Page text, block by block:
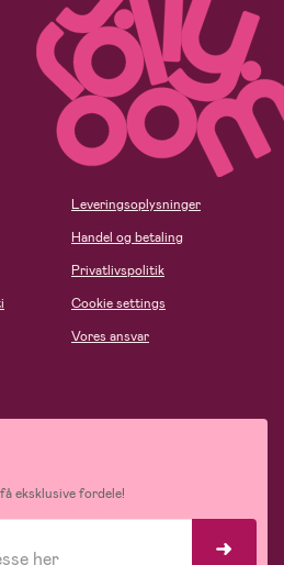
Leveringsoplysninger
Handel og betaling
Privatlivspolitik
Cookie settings
Vores ansvar
eksklusive fordele!